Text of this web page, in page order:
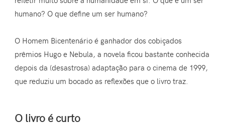
humano? O que define um ser humano?
O Homem Bicentenário é ganhador dos cobiçados
prêmios Hugo e Nebula, a novela ficou bastante conhecida
depois da (desastrosa) adaptação para o cinema de 1999,
que reduziu um bocado as reflexões que o livro traz.
O livro é curto